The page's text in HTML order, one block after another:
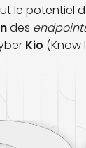
le potentiel
des
Kio (Know